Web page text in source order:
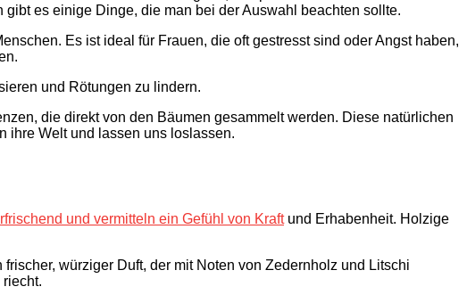
es einige Dinge, die man bei der Auswahl beachten sollte.
Es ist ideal für Frauen, die oft gestresst sind oder Angst haben,
und Rötungen zu lindern.
die direkt von den Bäumen gesammelt werden. Diese natürlichen
ihre Welt und lassen uns loslassen.
und vermitteln ein Gefühl von Kraftund Erhabenheit. Holzige
würziger Duft, der mit Noten von Zedernholz und Litschi